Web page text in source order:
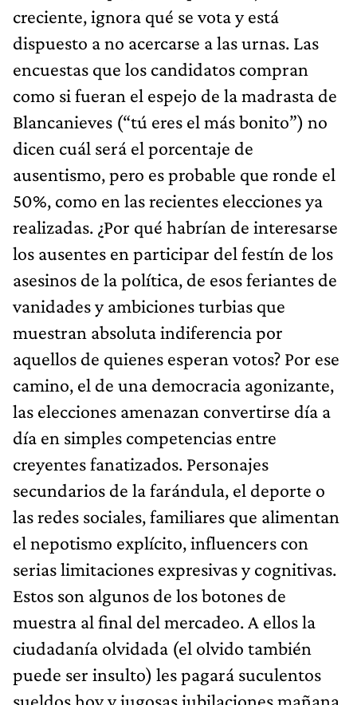
creciente, ignora qué se vota y está
dispuesto a no acercarse a las urnas. Las
encuestas que los candidatos compran
como si fueran el espejo de la madrasta de
Blancanieves (“tú eres el más bonito”) no
dicen cuál será el porcentaje de
ausentismo, pero es probable que ronde el
50%, como en las recientes elecciones ya
realizadas. ¿Por qué habrían de interesarse
los ausentes en participar del festín de los
asesinos de la política, de esos feriantes de
vanidades y ambiciones turbias que
muestran absoluta indiferencia por
aquellos de quienes esperan votos? Por ese
camino, el de una democracia agonizante,
las elecciones amenazan convertirse día a
día en simples competencias entre
creyentes fanatizados. Personajes
secundarios de la farándula, el deporte o
las redes sociales, familiares que alimentan
el nepotismo explícito, influencers con
serias limitaciones expresivas y cognitivas.
Estos son algunos de los botones de
muestra al final del mercadeo. A ellos la
ciudadanía olvidada (el olvido también
puede ser insulto) les pagará suculentos
sueldos hoy y jugosas jubilaciones mañana.